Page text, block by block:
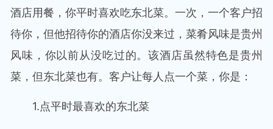
酒店用餐，你平时喜欢吃东北菜。一次，一个客户招
待你，但他招待你的酒店你没来过，菜肴风味是贵州
风味，你以前从没吃过的。该酒店虽然特色是贵州
菜，但东北菜也有。客户让每人点一个菜，你是：
1.点平时最喜欢的东北菜